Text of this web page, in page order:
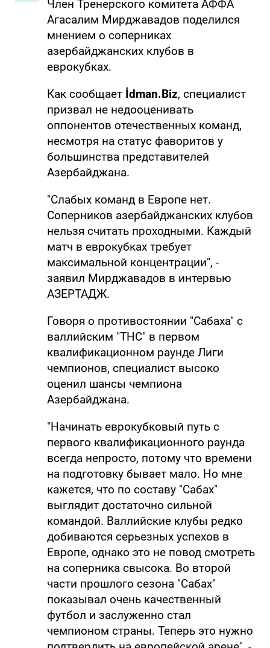
Член Тренерского комитета АФФА
Агасалим Мирджавадов поделился
мнением о соперниках
азербайджанских клубов в
еврокубках.
Как сообщает İdman.Biz, специалист
призвал не недооценивать
оппонентов отечественных команд,
несмотря на статус фаворитов у
большинства представителей
Азербайджана.
"Слабых команд в Европе нет.
Соперников азербайджанских клубов
нельзя считать проходными. Каждый
матч в еврокубках требует
максимальной концентрации", -
заявил Мирджавадов в интервью
АЗЕРТАДЖ.
Говоря о противостоянии "Сабаха" с
валлийским "ТНС" в первом
квалификационном раунде Лиги
чемпионов, специалист высоко
оценил шансы чемпиона
Азербайджана.
"Начинать еврокубковый путь с
первого квалификационного раунда
всегда непросто, потому что времени
на подготовку бывает мало. Но мне
кажется, что по составу "Сабах"
выглядит достаточно сильной
командой. Валлийские клубы редко
добиваются серьезных успехов в
Европе, однако это не повод смотреть
на соперника свысока. Во второй
части прошлого сезона "Сабах"
показывал очень качественный
футбол и заслуженно стал
чемпионом страны. Теперь это нужно